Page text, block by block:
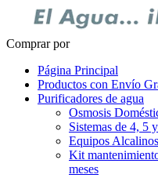
Comprar por
Página Principal
Productos con Envío
Purificadores de agua
Osmosis
Sistemas de 4, 5
Equipos Alcalinos
Kit
meses